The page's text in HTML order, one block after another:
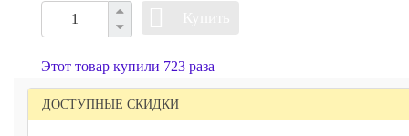
Этот товар купили 723 раза
ДОСТУПНЫЕ СКИДКИ